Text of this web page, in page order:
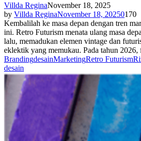
Villda ReginaNovember 18, 2025
by Villda ReginaNovember 18, 20250170
Kembalilah ke masa depan dengan tren
ini. Retro Futurism menata ulang masa
lalu, memadukan elemen vintage dan
eklektik yang memukau. Pada tahun 2026,
BrandingdesainMarketingRetro Futurism
desain